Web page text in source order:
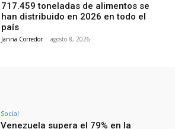
717.459 toneladas de alimentos se
han distribuido en 2026 en todo el
país
Janna Corredor - agosto 8, 2026
Social
Venezuela supera el 79% en la